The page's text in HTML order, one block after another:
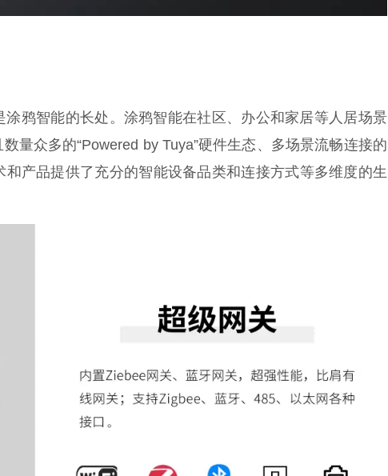
鸦智能的长处。涂鸦智能在社区、办公和家居等人居场景
量众多的“Powered by Tuya”硬件生态、多场景流畅连接的
产品提供了充分的智能设备品类和连接方式等多维度的生